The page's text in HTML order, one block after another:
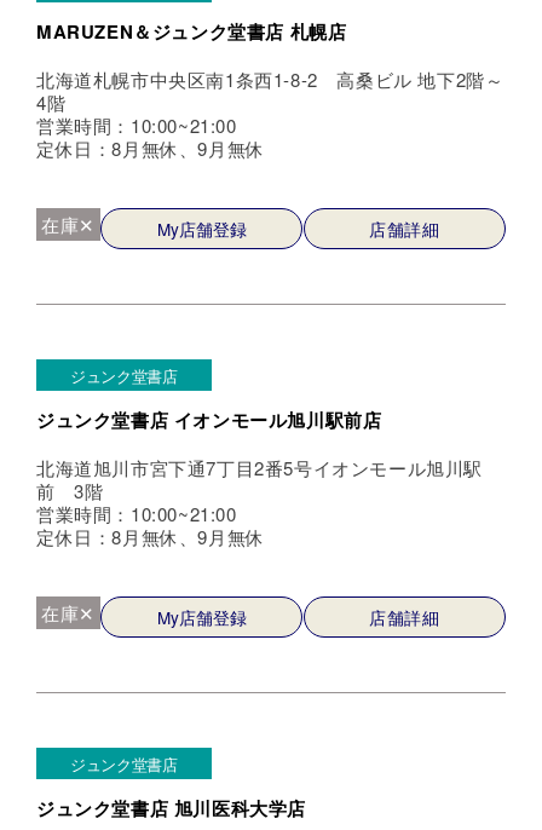
MARUZEN＆ジュンク堂書店 札幌店
北海道札幌市中央区南1条西1-8-2 高桑ビル 地下2階～
4階
営業時間：10:00~21:00
定休日：8月無休、9月無休
在庫✕ My店舗登録 店舗詳細
ジュンク堂書店
ジュンク堂書店 イオンモール旭川駅前店
北海道旭川市宮下通7丁目2番5号イオンモール旭川駅
前 3階
営業時間：10:00~21:00
定休日：8月無休、9月無休
在庫✕ My店舗登録 店舗詳細
ジュンク堂書店
ジュンク堂書店 旭川医科大学店